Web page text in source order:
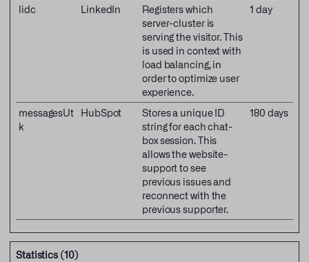
lidc
LinkedIn
Registers which
server-cluster is
serving the visitor. This
is used in context with
load balancing, in
order to optimize user
experience.
1 day
messagesUt
k
HubSpot
Stores a unique ID
string for each chat-
box session. This
allows the website-
support to see
previous issues and
reconnect with the
previous supporter.
180 days
Statistics (10)